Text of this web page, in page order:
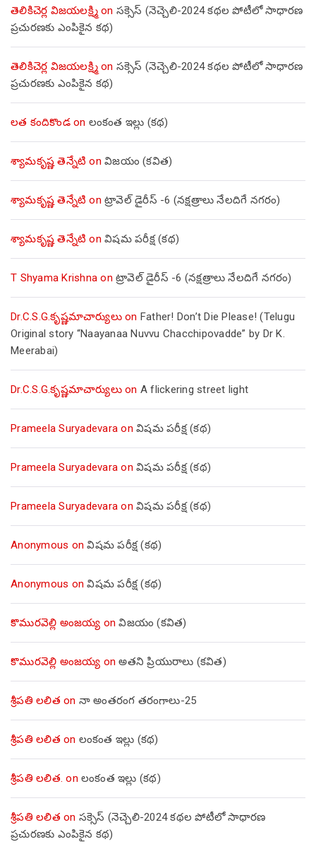
తెలికిచెర్ల విజయలక్ష్మిon సక్సెస్ (నెచ్చెలి-2024 కథల పోటీలో సాధారణ
ప్రచురణకు ఎంపికైన కథ)
తెలికిచెర్ల విజయలక్ష్మిon సక్సెస్ (నెచ్చెలి-2024 కథల పోటీలో సాధారణ
ప్రచురణకు ఎంపికైన కథ)
లత కందికొండon లంకంత ఇల్లు (కథ)
శ్యామకృష్ణ తెన్నేటి on విజయం (కవిత)
శ్యామకృష్ణ తెన్నేటి on ట్రావెల్ డైరీస్ -6 (నక్షత్రాలు నేలదిగే నగరం)
శ్యామకృష్ణ తెన్నేటి on విషమ పరీక్ష (క‌థ‌)
T Shyama Krishna on ట్రావెల్ డైరీస్ -6 (నక్షత్రాలు నేలదిగే నగరం)
Dr.C.S.G.కృష్ణమాచార్యులుon Father! Don’t Die Please! (Telugu
Original story “Naayanaa Nuvvu Chacchipovadde” by Dr K.
Meerabai)
Dr.C.S.G.కృష్ణమాచార్యులుon A flickering street light
Prameela Suryadevara on విషమ పరీక్ష (క‌థ‌)
Prameela Suryadevara on విషమ పరీక్ష (క‌థ‌)
Prameela Suryadevara on విషమ పరీక్ష (క‌థ‌)
Anonymous onవిషమ పరీక్ష (క‌థ‌)
Anonymous onవిషమ పరీక్ష (క‌థ‌)
కొమురవెల్లి అంజయ్య onవిజయం (కవిత)
కొమురవెల్లి అంజయ్య onఅతని ప్రియురాలు (కవిత)
శ్రీపతి లలిత on నా అంతరంగ తరంగాలు-25
శ్రీపతి లలిత on లంకంత ఇల్లు (కథ)
శ్రీపతి లలిత. on లంకంత ఇల్లు (కథ)
శ్రీపతి లలిత on సక్సెస్ (నెచ్చెలి-2024 కథల పోటీలో సాధారణ
ప్రచురణకు ఎంపికైన కథ)